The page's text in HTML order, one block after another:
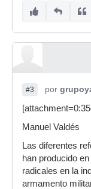
#3 por
Manuel Valdés
Las diferentes
han producido
radicales en la
armamento